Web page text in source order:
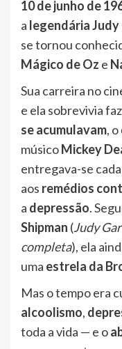
10 de junho de
a legendária Judy
se tornou
Mágico de Oz e
Sua carreira no
e ela sobrevivia
se acumulavam, o
músicoMickey
entregava-se cada
aos remédios
a depressão.
Shipman (Judy
completa), ela
uma estrela da
Mas o tempo era
alcoolismo,
toda a vida — e o